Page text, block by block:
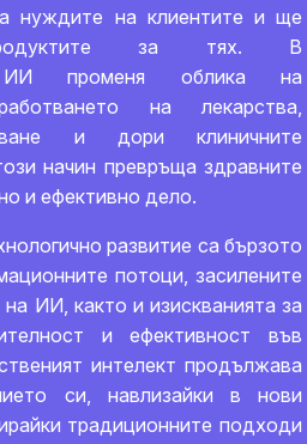
нуждите на клиентите и ще
продуктите за тях. В
ИИ променя облика на
на лекарства,
и дори клиничните
начин превръща здравните
и ефективно дело.
развитие са бързото
потоци, засилените
ИИ, както и изискванията за
и ефективност във
интелект продължава
си, навлизайки в нови
традиционните подходи